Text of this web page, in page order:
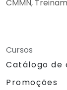
CMMN,
Cursos
Catálogo de
Promoções